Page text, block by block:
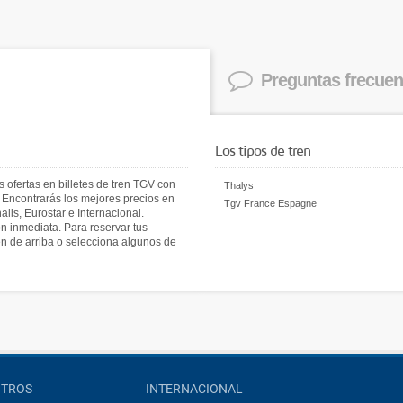
Preguntas
en billetes de tren TGV con
los mejores precios en
Eurostar e Internacional.
inmediata. Para reservar tus
de arriba o selecciona algunos de
Los tipos de tren
Thalys
Tgv France Espagne
INTERNACIONAL